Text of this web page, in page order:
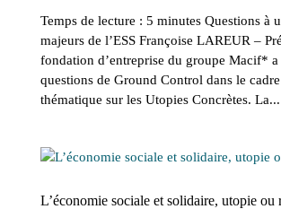
Temps de lecture : 5 minutes Questions à
majeurs de l’ESS Françoise LAREUR –
fondation d’entreprise du groupe Macif*
questions de Ground Control dans le
thématique sur les Utopies Concrètes. La...
L’économie sociale et solidaire, utopie ou